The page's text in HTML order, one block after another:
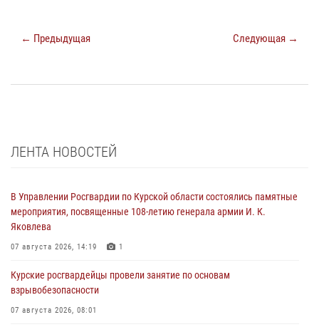
← Предыдущая Следующая →
ЛЕНТА НОВОСТЕЙ
В Управлении Росгвардии по Курской области состоялись памятные
мероприятия, посвященные 108-летию генерала армии И. К.
Яковлева
07 августа 2026, 14:19 1
Курские росгвардейцы провели занятие по основам
взрывобезопасности
07 августа 2026, 08:01